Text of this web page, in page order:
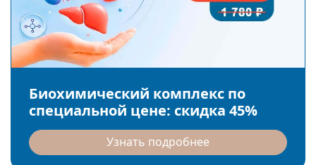
Биохимический комплекс по
специальной цене: скидка 45%
Узнать подробнее